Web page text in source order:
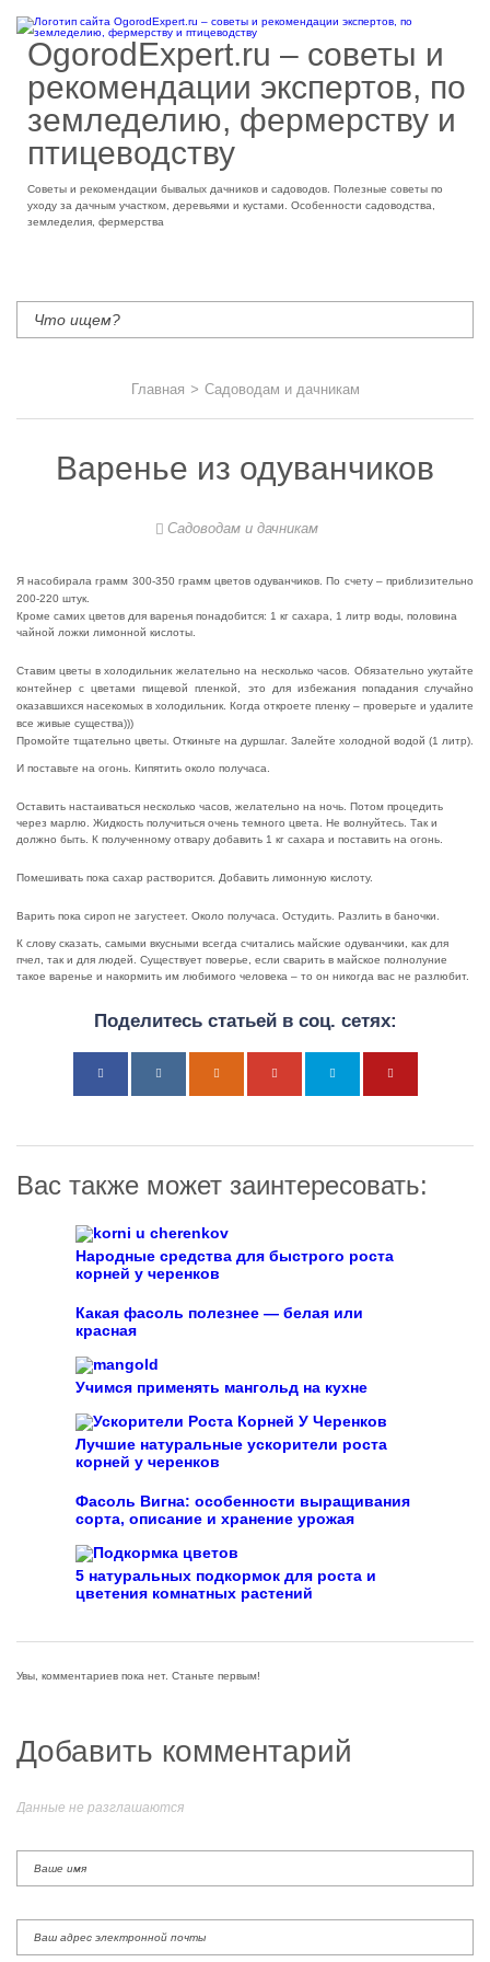
OgorodExpert.ru – cоветы и
рекомендации экспертов, по
земледелию, фермерству и
птицеводству
Советы и рекомендации бывалых дачников и садоводов. Полезные советы по
уходу за дачным участком, деревьями и кустами. Особенности садоводства,
земледелия, фермерства
Главная > Садоводам и дачникам
Варенье из одуванчиков
Садоводам и дачникам
Я насобирала грамм 300-350 грамм цветов одуванчиков. По счету – приблизительно
200-220 штук.
Кроме самих цветов для варенья понадобится: 1 кг сахара, 1 литр воды, половина
чайной ложки лимонной кислоты.
Ставим цветы в холодильник желательно на несколько часов. Обязательно укутайте
контейнер с цветами пищевой пленкой, это для избежания попадания случайно
оказавшихся насекомых в холодильник. Когда откроете пленку – проверьте и удалите
все живые существа)))
Промойте тщательно цветы. Откиньте на дуршлаг. Залейте холодной водой (1 литр).
И поставьте на огонь. Кипятить около получаса.
Оставить настаиваться несколько часов, желательно на ночь. Потом процедить
через марлю. Жидкость получиться очень темного цвета. Не волнуйтесь. Так и
должно быть. К полученному отвару добавить 1 кг сахара и поставить на огонь.
Помешивать пока сахар растворится. Добавить лимонную кислоту.
Варить пока сироп не загустеет. Около получаса. Остудить. Разлить в баночки.
К слову сказать, самыми вкусными всегда считались майские одуванчики, как для
пчел, так и для людей. Существует поверье, если сварить в майское полнолуние
такое варенье и накормить им любимого человека – то он никогда вас не разлюбит.
Поделитесь статьей в соц. сетях:
Вас также может заинтересовать:
Народные средства для быстрого роста
корней у черенков
Какая фасоль полезнее — белая или
красная
Учимся применять мангольд на кухне
Лучшие натуральные ускорители роста
корней у черенков
Фасоль Вигна: особенности выращивания
сорта, описание и хранение урожая
5 натуральных подкормок для роста и
цветения комнатных растений
Увы, комментариев пока нет. Станьте первым!
Добавить комментарий
Данные не разглашаются